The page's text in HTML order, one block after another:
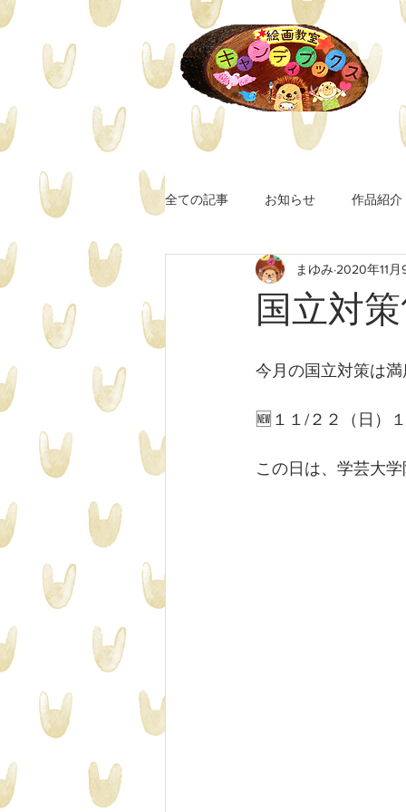
全ての記事 お知らせ 作品紹介
国立対
まゆみ 2020年11月
今月の国立対策は
🆕１１/２２（日）
この日は、学芸大